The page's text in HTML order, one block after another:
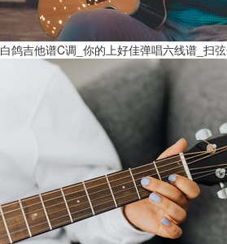
白鸽吉他谱C调_你的上好佳弹唱六线谱_扫